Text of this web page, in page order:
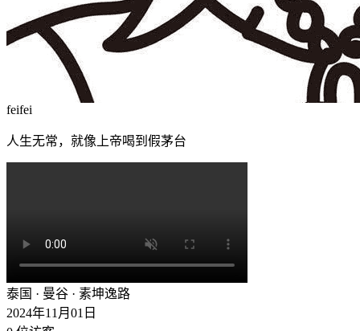
feifei
人生无常，就像上帝喝到假茅台
泰国 · 曼谷 · 素坤逸路
2024年11月01日